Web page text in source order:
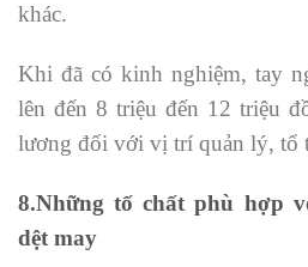
khác.
Khi đã có kinh nghiệm, tay
lên đến 8 triệu đến 12 triệu
lương đối với vị trí quản lý, tổ
8.Những tố chất phù hợp
dệt may